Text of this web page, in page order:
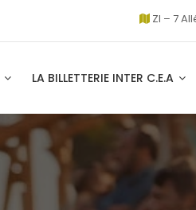
ZI – 7
LA BILLETTERIE INTER C.E.A